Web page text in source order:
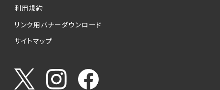
利用規約
リンク用バナーダウンロード
サイトマップ